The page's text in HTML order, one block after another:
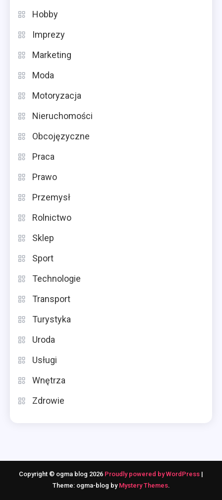
Hobby
Imprezy
Marketing
Moda
Motoryzacja
Nieruchomości
Obcojęzyczne
Praca
Prawo
Przemysł
Rolnictwo
Sklep
Sport
Technologie
Transport
Turystyka
Uroda
Usługi
Wnętrza
Zdrowie
Copyright © ogma blog 2026 Proudly powered by WordPress |
Theme: ogma-blog by Mystery Themes.